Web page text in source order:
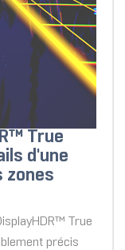
True
d'une
zones
True
précis